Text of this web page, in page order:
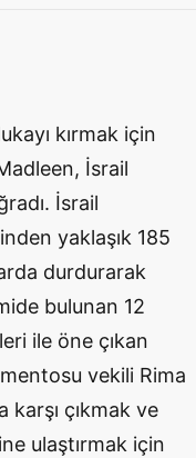
kırmak için
İsrail
İsrail
yaklaşık 185
durdurarak
bulunan 12
ile öne çıkan
vekili Rima
karşı çıkmak ve
ulaştırmak için